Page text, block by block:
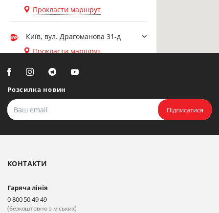
Прокласти маршрут
Київ, вул. Драгоманова 31-д
Прокласти маршрут
Біла Церква, вул. Ярослава
Мудрого, 20, офіс 108
Прокласти маршрут
Київ, вул. Драгоманова 31-д
Прокласти маршрут
Розсилка новин
Підписатися
КОНТАКТИ
Гаряча лінія
0 800 50 49 49
(безкоштовно з міських)